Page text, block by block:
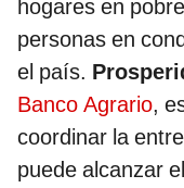
hogares en
personas en
el país.
Banco Agrario,
coordinar la
puede alcanzar